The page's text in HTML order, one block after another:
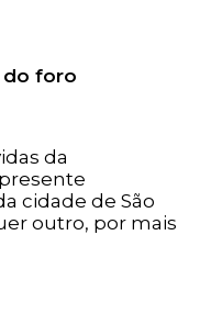
do foro
da
cidade de São
outro, por mais